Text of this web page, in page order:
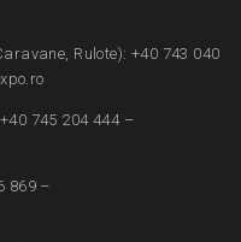
Rulote): +40 743 040
745 204 444 –
869 –